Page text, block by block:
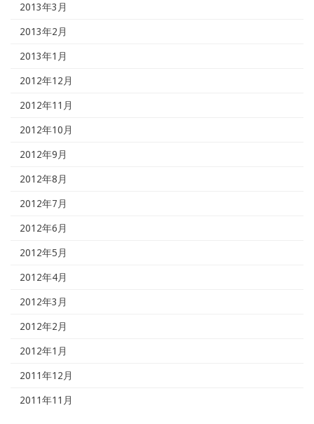
2013年3月
2013年2月
2013年1月
2012年12月
2012年11月
2012年10月
2012年9月
2012年8月
2012年7月
2012年6月
2012年5月
2012年4月
2012年3月
2012年2月
2012年1月
2011年12月
2011年11月